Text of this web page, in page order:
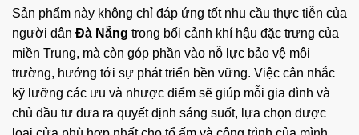
Sản phẩm này không chỉ đáp ứng tốt nhu cầu thực tiễn của
người dân Đà Nẵng trong bối cảnh khí hậu đặc trưng của
miền Trung, mà còn góp phần vào nỗ lực bảo vệ môi
trường, hướng tới sự phát triển bền vững. Việc cân nhắc
kỹ lưỡng các ưu và nhược điểm sẽ giúp mỗi gia đình và
chủ đầu tư đưa ra quyết định sáng suốt, lựa chọn được